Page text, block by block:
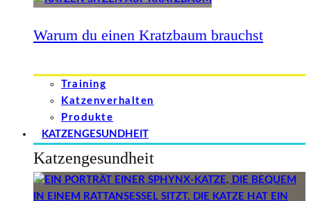
Warum du einen Kratzbaum brauchst
Training
Katzenverhalten
Produkte
KATZENGESUNDHEIT
Katzengesundheit